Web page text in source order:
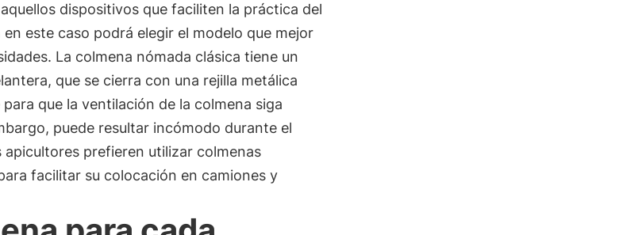
dispositivos que faciliten la práctica del
este caso podrá elegir el modelo que mejor
La colmena nómada clásica tiene un
que se cierra con una rejilla metálica
que la ventilación de la colmena siga
puede resultar incómodo durante el
prefieren utilizar colmenas
facilitar su colocación en camiones y